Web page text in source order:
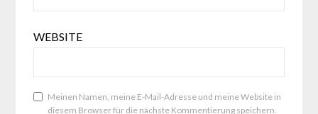
WEBSITE
Meinen Namen, meine E-Mail-Adresse und meine Website in
diesem Browser für die nächste Kommentierung speichern.